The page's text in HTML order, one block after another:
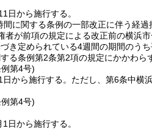
日から施行する。
に関する条例の一部改正に伴う経過
者が前項の規定による改正前の横浜
き定められている4週間の期間のう
る条例第2条第2項の規定にかかわら
第4号)
から施行する。 ただし、第6条中横
第4号)
日から施行する。